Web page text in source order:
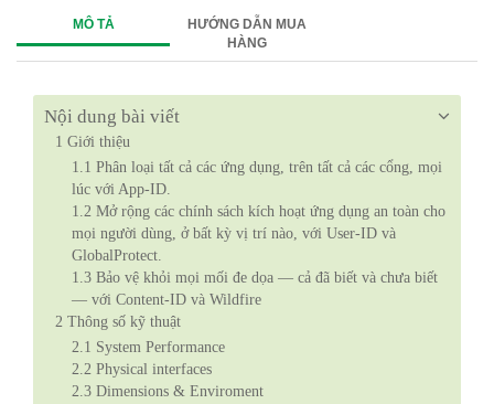
MÔ TẢ
HƯỚNG DẪN MUA
HÀNG
Nội dung bài viết
1 Giới thiệu
1.1 Phân loại tất cả các ứng dụng, trên tất cả các cổng, mọi
lúc với App-ID.
1.2 Mở rộng các chính sách kích hoạt ứng dụng an toàn cho
mọi người dùng, ở bất kỳ vị trí nào, với User-ID và
GlobalProtect.
1.3 Bảo vệ khỏi mọi mối đe dọa — cả đã biết và chưa biết
— với Content-ID và Wildfire
2 Thông số kỹ thuật
2.1 System Performance
2.2 Physical interfaces
2.3 Dimensions & Enviroment